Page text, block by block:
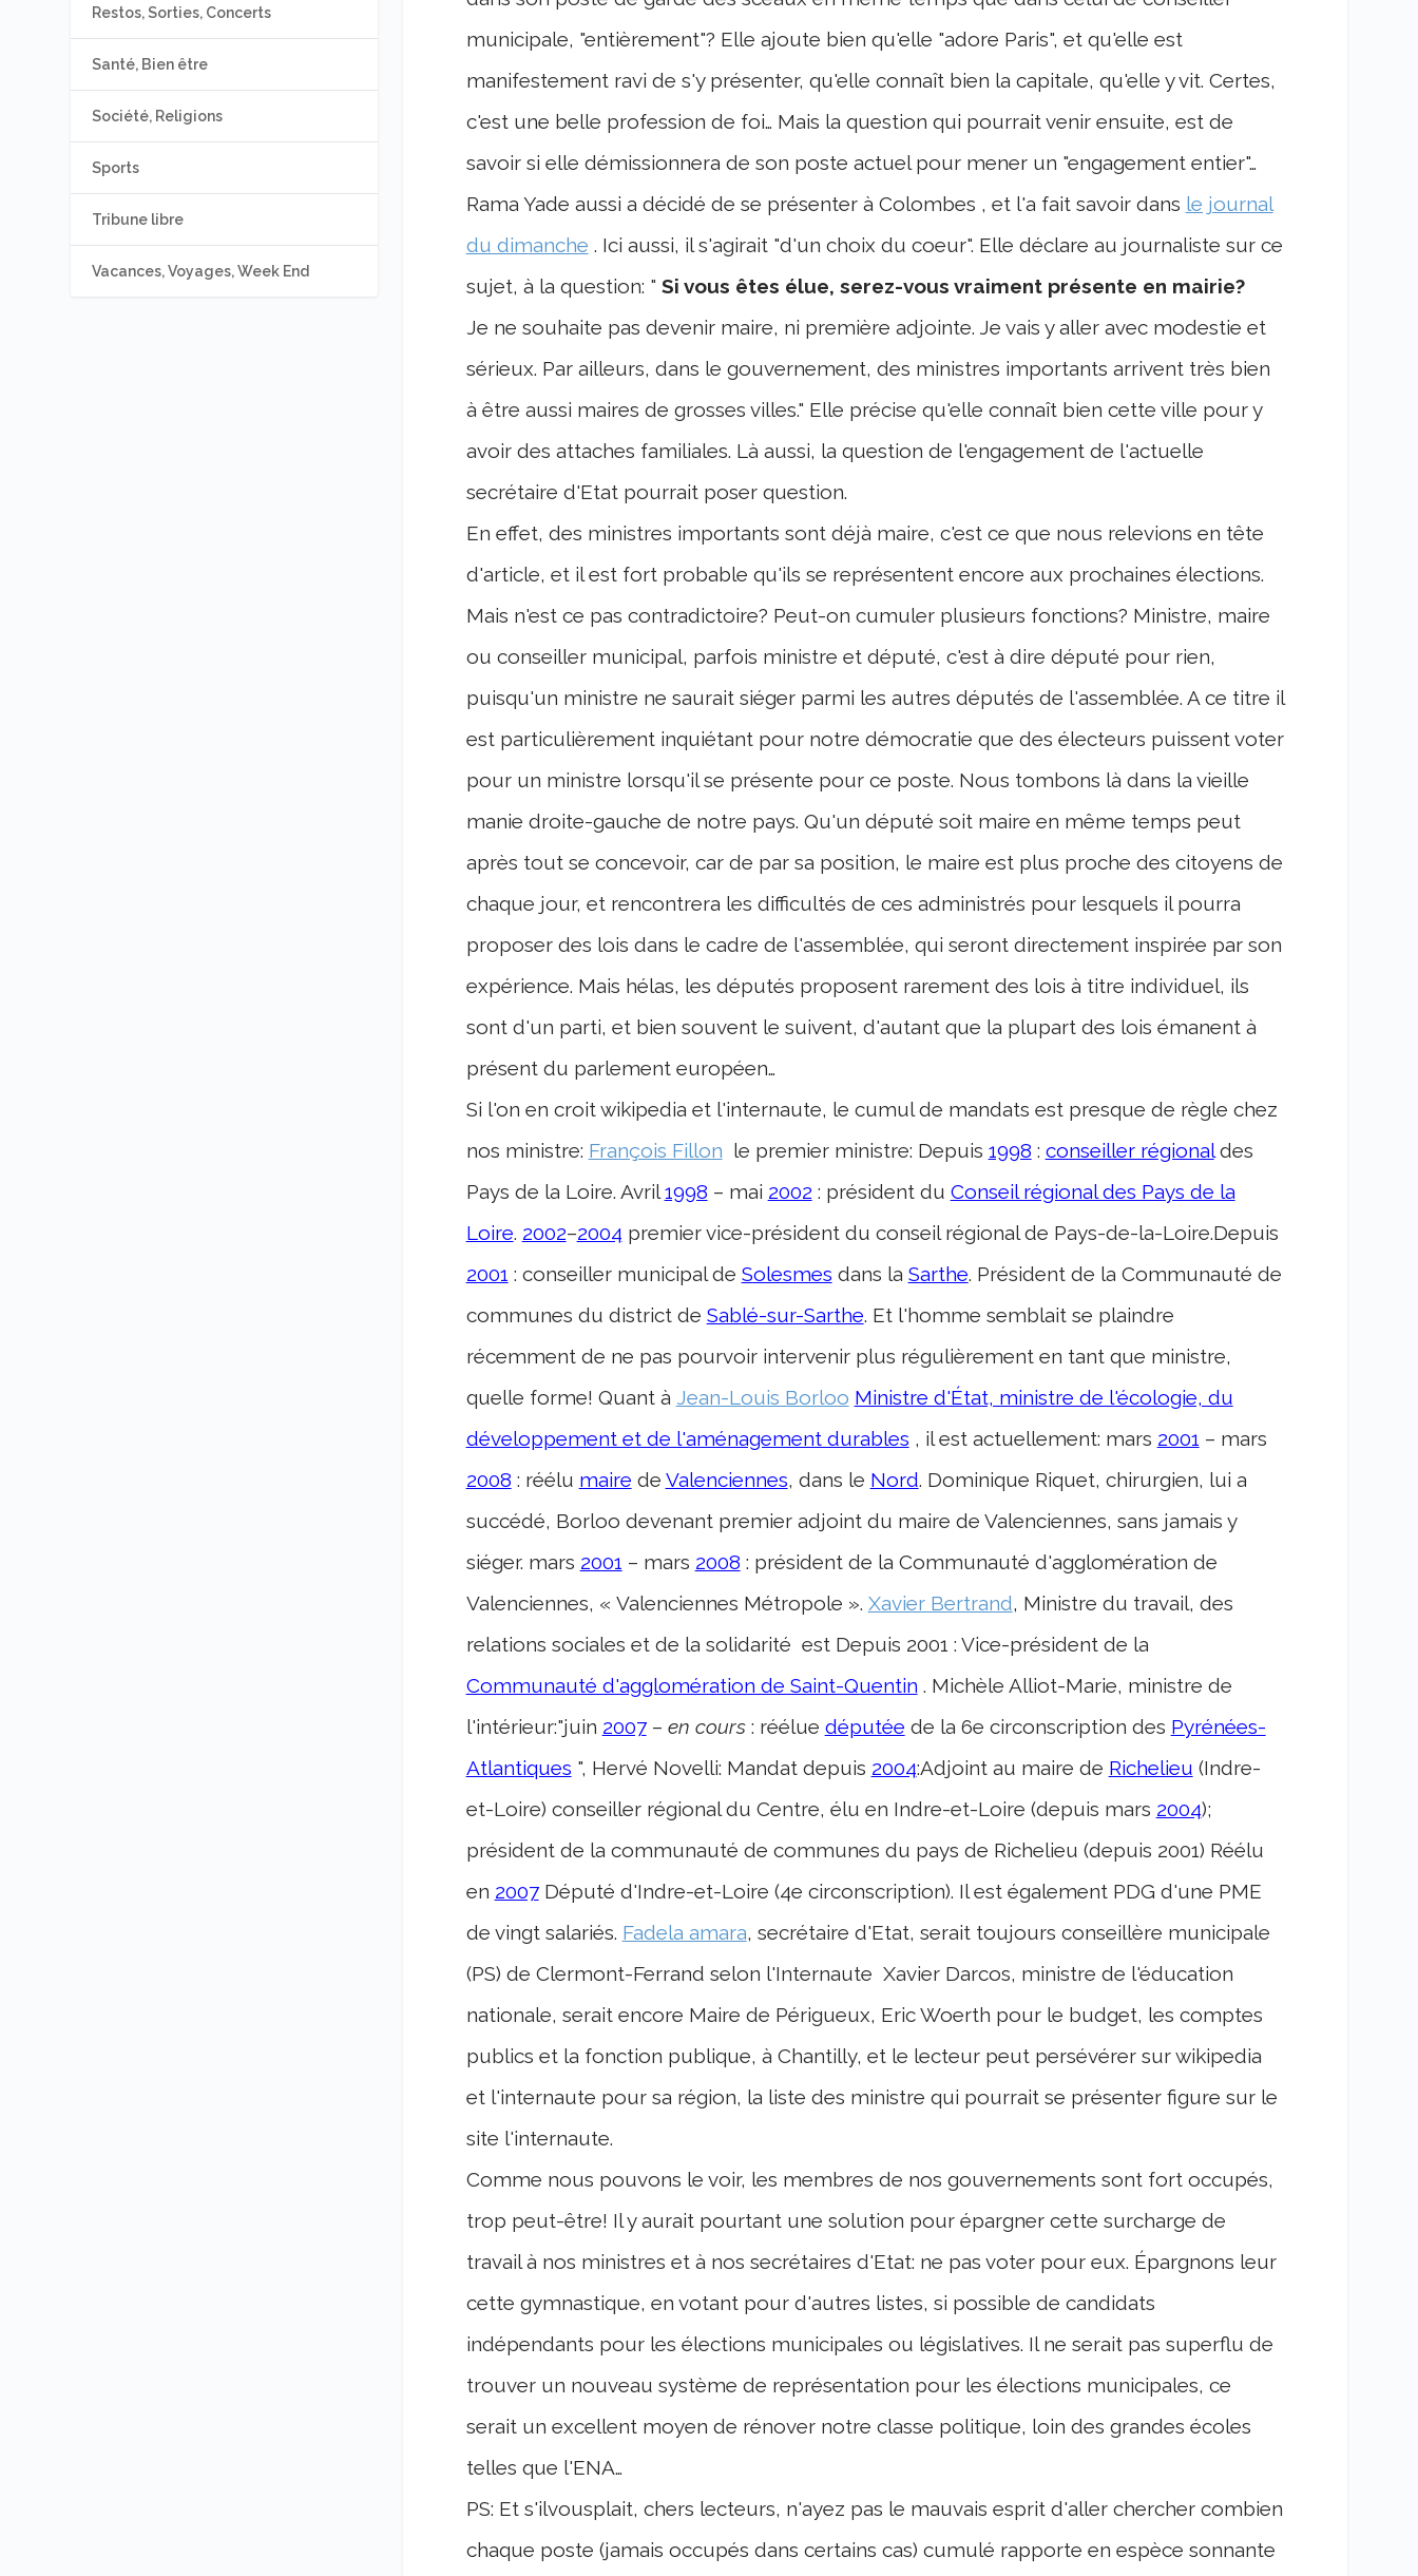
municipale, "entièrement"? Elle ajoute bien qu'elle "adore Paris", et qu'elle est
manifestement ravi de s'y présenter, qu'elle connaît bien la capitale, qu'elle y vit. Certes,
c'est une belle profession de foi… Mais la question qui pourrait venir ensuite, est de
savoir si elle démissionnera de son poste actuel pour mener un "engagement entier"…
Rama Yade aussi a décidé de se présenter à Colombes , et l'a fait savoir dans le journal
du dimanche . Ici aussi, il s'agirait "d'un choix du coeur". Elle déclare au journaliste sur ce
sujet, à la question: " Si vous êtes élue, serez-vous vraiment présente en mairie?
Je ne souhaite pas devenir maire, ni première adjointe. Je vais y aller avec modestie et
sérieux. Par ailleurs, dans le gouvernement, des ministres importants arrivent très bien
à être aussi maires de grosses villes." Elle précise qu'elle connaît bien cette ville pour y
avoir des attaches familiales. Là aussi, la question de l'engagement de l'actuelle
secrétaire d'Etat pourrait poser question.
En effet, des ministres importants sont déjà maire, c'est ce que nous relevions en tête
d'article, et il est fort probable qu'ils se représentent encore aux prochaines élections.
Mais n'est ce pas contradictoire? Peut-on cumuler plusieurs fonctions? Ministre, maire
ou conseiller municipal, parfois ministre et député, c'est à dire député pour rien,
puisqu'un ministre ne saurait siéger parmi les autres députés de l'assemblée. A ce titre il
est particulièrement inquiétant pour notre démocratie que des électeurs puissent voter
pour un ministre lorsqu'il se présente pour ce poste. Nous tombons là dans la vieille
manie droite-gauche de notre pays. Qu'un député soit maire en même temps peut
après tout se concevoir, car de par sa position, le maire est plus proche des citoyens de
chaque jour, et rencontrera les difficultés de ces administrés pour lesquels il pourra
proposer des lois dans le cadre de l'assemblée, qui seront directement inspirée par son
expérience. Mais hélas, les députés proposent rarement des lois à titre individuel, ils
sont d'un parti, et bien souvent le suivent, d'autant que la plupart des lois émanent à
présent du parlement européen…
Si l'on en croit wikipedia et l'internaute, le cumul de mandats est presque de règle chez
nos ministre: François Fillon le premier ministre: Depuis 1998 : conseiller régionaldes
Pays de la Loire. Avril1998 – mai 2002 : président du Conseil régional des Pays de la
Loire. 2002–2004 premier vice-président du conseil régional de Pays-de-la-Loire.Depuis
2001 : conseiller municipal de Solesmes dans la Sarthe. Président de la Communauté de
communes du district de Sablé-sur-Sarthe. Et l'homme semblait se plaindre
récemment de ne pas pourvoir intervenir plus régulièrement en tant que ministre,
quelle forme! Quant à Jean-Louis Borloo Ministre d'État, ministre de l'écologie, du
développement et de l'aménagement durables , il est actuellement: mars 2001 – mars
2008 : réélu maire de Valenciennes, dans le Nord. Dominique Riquet, chirurgien, lui a
succédé, Borloo devenant premier adjoint du maire de Valenciennes, sans jamais y
siéger. mars 2001 – mars 2008 : président de la Communauté d'agglomération de
Valenciennes, « Valenciennes Métropole ». Xavier Bertrand, Ministre du travail, des
relations sociales et de la solidarité est Depuis 2001 : Vice-président de la
Communauté d'agglomération de Saint-Quentin . Michèle Alliot-Marie, ministre de
l'intérieur:"juin 2007– en cours: réélue députée de la 6e circonscription des Pyrénées-
Atlantiques ", Hervé Novelli: Mandat depuis 2004:Adjoint au maire de Richelieu (Indre-
et-Loire) conseiller régional du Centre, élu en Indre-et-Loire (depuis mars 2004);
président de la communauté de communes du pays de Richelieu (depuis 2001) Réélu
en 2007Député d'Indre-et-Loire (4e circonscription). Il est également PDG d'une PME
de vingt salariés. Fadela amara, secrétaire d'Etat, serait toujours conseillère municipale
(PS) de Clermont-Ferrand selon l'Internaute Xavier Darcos, ministre de l'éducation
nationale, serait encore Maire de Périgueux, Eric Woerth pour le budget, les comptes
publics et la fonction publique, à Chantilly, et le lecteur peut persévérer sur wikipedia
et l'internaute pour sa région, la liste des ministre qui pourrait se présenter figure sur le
site l'internaute.
Comme nous pouvons le voir, les membres de nos gouvernements sont fort occupés,
trop peut-être! Il y aurait pourtant une solution pour épargner cette surcharge de
travail à nos ministres et à nos secrétaires d'Etat: ne pas voter pour eux. Épargnons leur
cette gymnastique, en votant pour d'autres listes, si possible de candidats
indépendants pour les élections municipales ou législatives. Il ne serait pas superflu de
trouver un nouveau système de représentation pour les élections municipales, ce
serait un excellent moyen de rénover notre classe politique, loin des grandes écoles
telles que l'ENA…
PS: Et s'ilvousplait, chers lecteurs, n'ayez pas le mauvais esprit d'aller chercher combien
chaque poste (jamais occupés dans certains cas) cumulé rapporte en espèce sonnante
Restos, Sorties, Concerts
Santé, Bien être
Société, Religions
Sports
Tribune libre
Vacances, Voyages, Week End